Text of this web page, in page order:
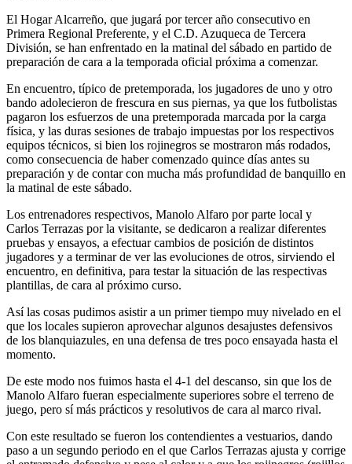
El Hogar Alcarreño, que jugará por tercer año consecutivo en
Primera Regional Preferente, y el C.D. Azuqueca de Tercera
División, se han enfrentado en la matinal del sábado en partido de
preparación de cara a la temporada oficial próxima a comenzar.
En encuentro, típico de pretemporada, los jugadores de uno y otro
bando adolecieron de frescura en sus piernas, ya que los futbolistas
pagaron los esfuerzos de una pretemporada marcada por la carga
física, y las duras sesiones de trabajo impuestas por los respectivos
equipos técnicos, si bien los rojinegros se mostraron más rodados,
como consecuencia de haber comenzado quince días antes su
preparación y de contar con mucha más profundidad de banquillo en
la matinal de este sábado.
Los entrenadores respectivos, Manolo Alfaro por parte local y
Carlos Terrazas por la visitante, se dedicaron a realizar diferentes
pruebas y ensayos, a efectuar cambios de posición de distintos
jugadores y a terminar de ver las evoluciones de otros, sirviendo el
encuentro, en definitiva, para testar la situación de las respectivas
plantillas, de cara al próximo curso.
Así las cosas pudimos asistir a un primer tiempo muy nivelado en el
que los locales supieron aprovechar algunos desajustes defensivos
de los blanquiazules, en una defensa de tres poco ensayada hasta el
momento.
De este modo nos fuimos hasta el 4-1 del descanso, sin que los de
Manolo Alfaro fueran especialmente superiores sobre el terreno de
juego, pero sí más prácticos y resolutivos de cara al marco rival.
Con este resultado se fueron los contendientes a vestuarios, dando
paso a un segundo periodo en el que Carlos Terrazas ajusta y corrige